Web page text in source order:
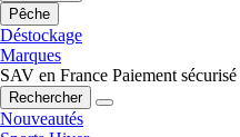
Pêche
Déstockage
Marques
SAV en France Paiement sécurisé
Rechercher
Nouveautés